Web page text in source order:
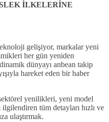
İLKELERİNE
gelişiyor, markalar yeni
her gün yeniden
dünyayı anbean takip
hareket eden bir haber
yenilikleri, yeni model
ilgilendiren tüm detayları hızlı ve
ulaştırmak.